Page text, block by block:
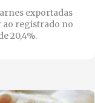
exportadas
ao registrado no
20,4%.